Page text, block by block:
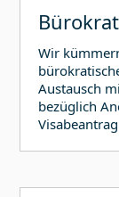
Wir
Austausch
bezüglich